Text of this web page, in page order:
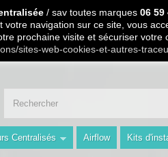
/ sav toutes marques06 59
navigation sur ce site, vous
prochaine visite et sécuriser
sites-web-cookies-et-autres-
DE 99€ D ACHAT /
38 de 9h à 20h " Les Prix du Web
Centralisés Airflow Kits